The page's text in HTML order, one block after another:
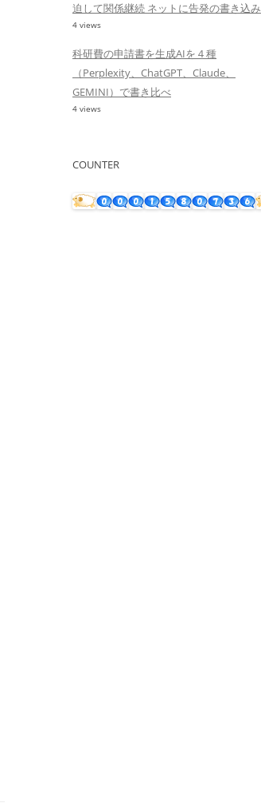
迫して関係継続 ネットに告発の書き込み
4 views
科研費の申請書を生成AIを４種
（Perplexity、ChatGPT、Claude、
GEMINI）で書き比べ
4 views
COUNTER